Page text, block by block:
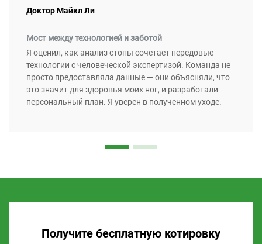
Доктор Майкл Ли
Мост между технологией и заботой
Я оценил, как анализ стопы сочетает передовые
технологии с человеческой экспертизой. Команда не
просто предоставляла данные — они объясняли, что
это значит для здоровья моих ног, и разработали
персональный план. Я уверен в полученном уходе.
Получите бесплатную котировку